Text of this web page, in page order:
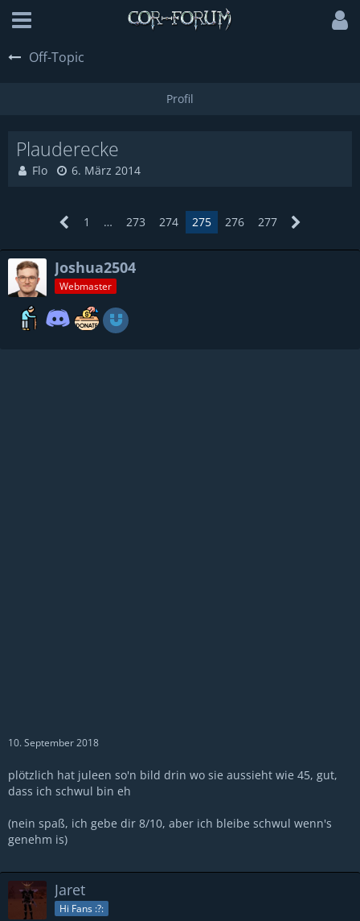
Off-Topic
Plauderecke
Flo 6. März 2014
1 … 273 274 275 276 277
Joshua2504
Webmaster
10. September 2018
plötzlich hat juleen so'n bild drin wo sie aussieht wie 45, gut,
dass ich schwul bin eh
(nein spaß, ich gebe dir 8/10, aber ich bleibe schwul wenn's
genehm is)
Jaret
Hi Fans :?: